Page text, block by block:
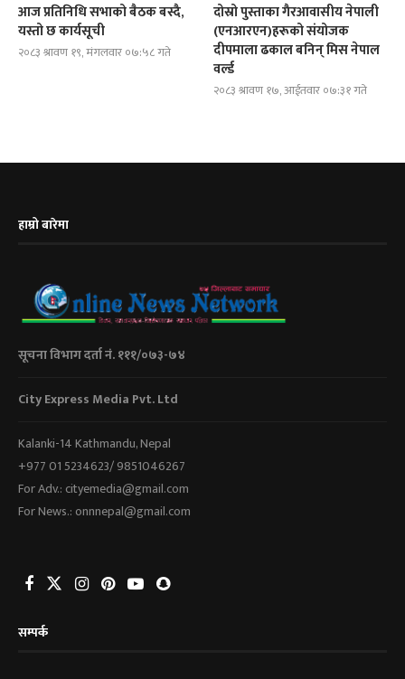
आज प्रतिनिधि सभाको बैठक बस्दै,
यस्तो छ कार्यसूची
२०८३ श्रावण १९, मंगलवार ०७:५८ गते
दोस्रो पुस्ताका गैरआवासीय नेपाली
(एनआरएन)हरूको संयोजक
दीपमाला ढकाल बनिन् मिस नेपाल
वर्ल्ड
२०८३ श्रावण १७, आईतवार ०७:३१ गते
हाम्रो बारेमा
सूचना विभाग दर्ता नं. १११/०७३-७४
City Express Media Pvt. Ltd
Kalanki-14 Kathmandu, Nepal
+977 01 5234623/ 9851046267
For Adv.: cityemedia@gmail.com
For News.: onnnepal@gmail.com
सम्पर्क